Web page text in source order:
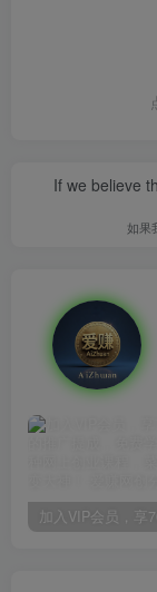
If we believe
如果